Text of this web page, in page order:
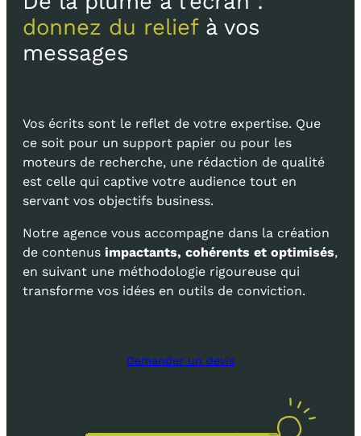
donnez du reliefà vos
messages
Vos écrits sont le reflet de votre expertise. Que
ce soit pour un support papier ou pour les
moteurs de recherche, une rédaction de qualité
est celle qui captive votre audience tout en
servant vos objectifs business.
Notre agence vous accompagne dans la création
de contenus impactants, cohérents et optimisés,
en suivant une méthodologie rigoureuse qui
transforme vos idées en outils de conviction.
Demander un devis